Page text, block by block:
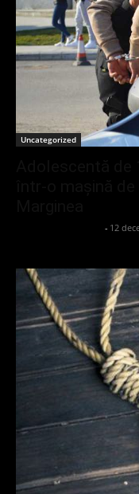
Uncategorized
- 12